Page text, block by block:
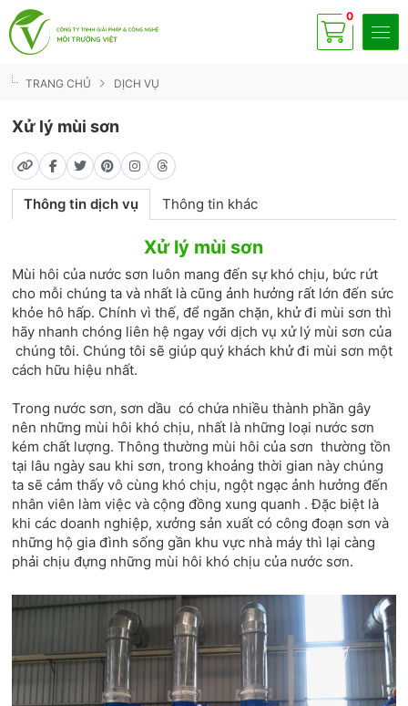
Có 0
sp
TRANG CHỦ DỊCH VỤ
Xử lý mùi sơn
Thông tin dịch vụ Thông tin khác
Xử lý mùi sơn
Mùi hôi của nước sơn luôn mang đến sự khó chịu, bức rứt
cho mỗi chúng ta và nhất là cũng ảnh hưởng rất lớn đến sức
khỏe hô hấp. Chính vì thế, để ngăn chặn, khử đi mùi sơn thì
hãy nhanh chóng liên hệ ngay với dịch vụ xử lý mùi sơn của
chúng tôi. Chúng tôi sẽ giúp quý khách khử đi mùi sơn một
cách hữu hiệu nhất.
Trong nước sơn, sơn dầu có chứa nhiều thành phần gây
nên những mùi hôi khó chịu, nhất là những loại nước sơn
kém chất lượng. Thông thường mùi hôi của sơn thường tồn
tại lâu ngày sau khi sơn, trong khoảng thời gian này chúng
ta sẽ cảm thấy vô cùng khó chịu, ngột ngạc ảnh hưởng đến
nhân viên làm việc và cộng đồng xung quanh . Đặc biệt là
khi các doanh nghiệp, xưởng sản xuất có công đoạn sơn và
những hộ gia đình sống gần khu vực nhà máy thì lại càng
phải chịu đựng những mùi hôi khó chịu của nước sơn.